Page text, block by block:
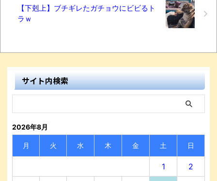
【下剋上】ブチギレたガチョウにビビるト
ラｗ
サイト内検索
2026年8月
月 火 水 木 金 土 日
1 2